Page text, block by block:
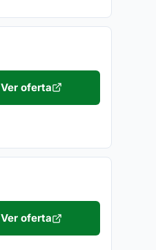
Ver oferta
Ver oferta